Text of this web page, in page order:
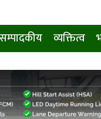
सम्पादकीय व्यक्तित्व